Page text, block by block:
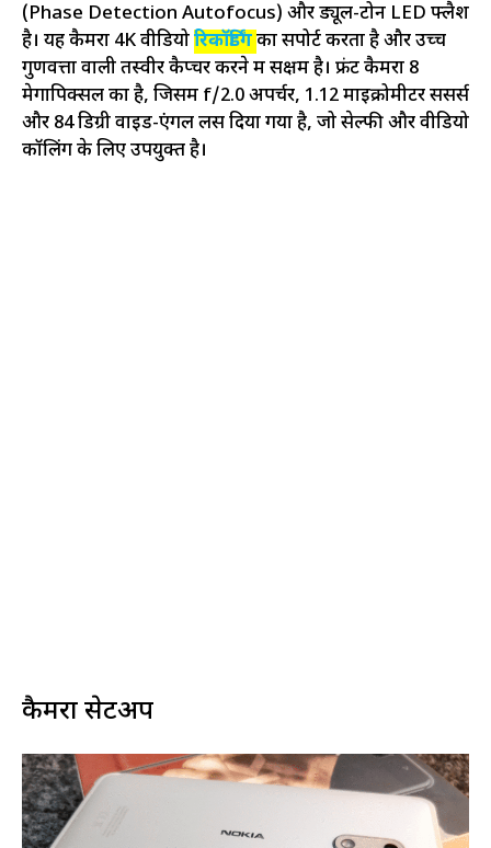
(Phase Detection Autofocus) और ड्यूल-टोन LED फ्लैश
है। यह कैमरा 4K वीडियोरिकॉर्डिंगका सपोर्ट करता है और उच्च
गुणवत्ता वाली तस्वीरें कैप्चर करने में सक्षम है। फ्रंट कैमरा 8
मेगापिक्सल का है, जिसमें f/2.0 अपर्चर, 1.12 माइक्रोमीटर सेंसर्स
और 84 डिग्री वाइड-एंगल लेंस दिया गया है, जो सेल्फी और वीडियो
कॉलिंग के लिए उपयुक्त है।
कैमरा सेटअप